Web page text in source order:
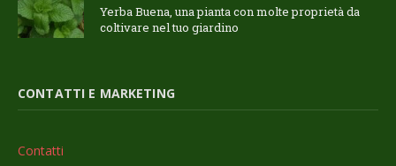
Yerba Buena, una pianta con molte proprietà da
coltivare nel tuo giardino
CONTATTI E MARKETING
Contatti